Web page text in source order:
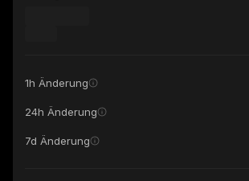
1h Änderung
24h Änderung
7d Änderung